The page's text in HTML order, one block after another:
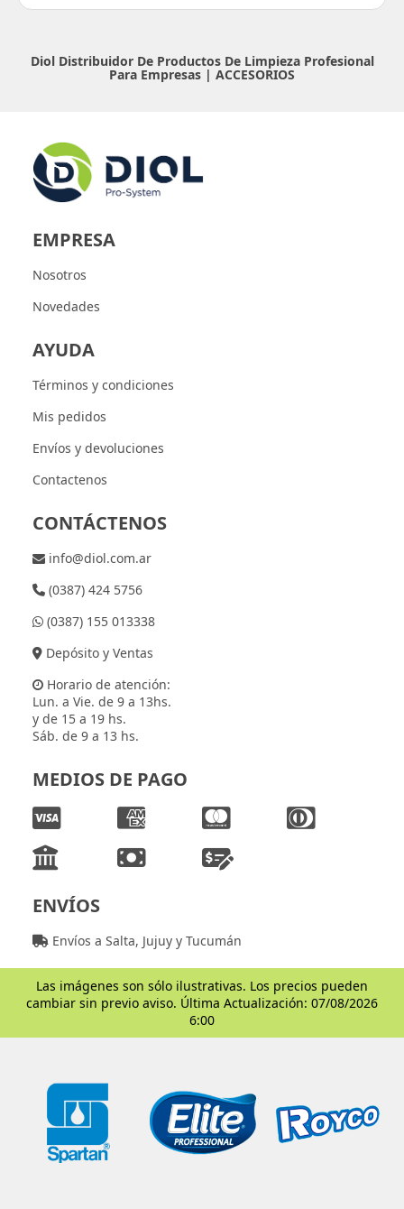
Diol Distribuidor De Productos De Limpieza Profesional
Para Empresas | ACCESORIOS
EMPRESA
Nosotros
Novedades
AYUDA
Términos y condiciones
Mis pedidos
Envíos y devoluciones
Contactenos
CONTÁCTENOS
info@diol.com.ar
(0387) 424 5756
(0387) 155 013338
Depósito y Ventas
Horario de atención:
Lun. a Vie. de 9 a 13hs.
y de 15 a 19 hs.
Sáb. de 9 a 13 hs.
MEDIOS DE PAGO
ENVÍOS
Envíos a Salta, Jujuy y Tucumán
Las imágenes son sólo ilustrativas. Los precios pueden
cambiar sin previo aviso. Última Actualización: 07/08/2026
6:00